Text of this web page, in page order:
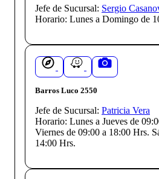
Jefe de Sucursal: Sergio
Horario: Lunes a Domingo de
Barros Luco 2550
Jefe de Sucursal: Patricia Vera
Horario: Lunes a Jueves de
Viernes de 09:00 a 18:00 Hrs.
14:00 Hrs.